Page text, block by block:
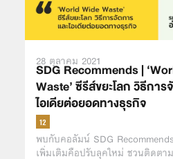
28 ตุลาคม 2021
SDG Recommends |
Waste’ ซีรีส์ขยะโลก วิธีการ
ไอเดียต่อยอดทางธุรกิจ
พบกับคอลัมน์ SDG
เพิ่มเติมคือปรับลุคใหม่ ชวนติดตา